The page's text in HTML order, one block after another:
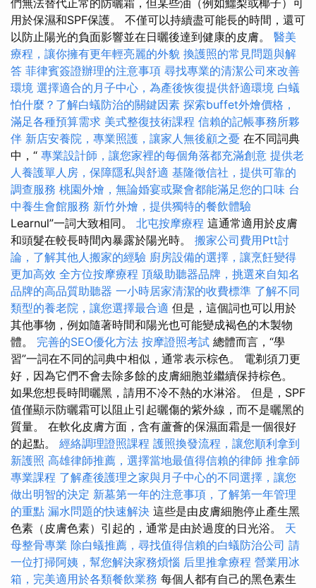
們無法替代正常的防曬霜，但某些油（例如鱷梨或椰子）可
用於保濕和SPF保護。 不僅可以持續盡可能長的時間，還可
以防止陽光的負面影響並在日曬後達到健康的皮膚。 醫美
療程，讓你擁有更年輕亮麗的外貌 換護照的常見問題與解
答 菲律賓簽證辦理的注意事項 尋找專業的清潔公司來改善
環境 選擇適合的月子中心，為產後恢復提供舒適環境 白蟻
怕什麼？了解白蟻防治的關鍵因素 探索buffet外燴價格，
滿足各種預算需求 美式整復技術課程 信賴的記帳事務所夥
伴 新店安養院，專業照護，讓家人無後顧之憂 在不同詞典
中，“ 專業設計師，讓您家裡的每個角落都充滿創意 提供老
人養護單人房，保障隱私與舒適 基隆徵信社，提供可靠的
調查服務 桃園外燴，無論婚宴或聚會都能滿足您的口味 台
中養生會館服務 新竹外燴，提供獨特的餐飲體驗
Learnul”一詞大致相同。 北屯按摩療程 這通常適用於皮膚
和頭髮在較長時間內暴露於陽光時。 搬家公司費用Ptt討
論，了解其他人搬家的經驗 廚房設備的選擇，讓烹飪變得
更加高效 全方位按摩療程 頂級助聽器品牌，挑選來自知名
品牌的高品質助聽器 一小時居家清潔的收費標準 了解不同
類型的養老院，讓您選擇最合適 但是，這個詞也可以用於
其他事物，例如隨著時間和陽光也可能變成褐色的木製物
體。 完善的SEO優化方法 按摩證照考試 總體而言，“學
習”一詞在不同的詞典中相似，通常表示棕色。 電剃須刀更
好，因為它們不會去除多餘的皮膚細胞並繼續保持棕色。
如果您想長時間曬黑，請用不冷不熱的水淋浴。 但是，SPF
值僅顯示防曬霜可以阻止引起曬傷的紫外線，而不是曬黑的
質量。 在軟化皮膚方面，含有蘆薈的保濕面霜是一個很好
的起點。 經絡調理證照課程 護照換發流程，讓您順利拿到
新護照 高雄律師推薦，選擇當地最值得信賴的律師 推拿師
專業課程 了解產後護理之家與月子中心的不同選擇，讓您
做出明智的決定 新墓第一年的注意事項，了解第一年管理
的重點 漏水問題的快速解決 這些是由皮膚細胞停止產生黑
色素（皮膚色素）引起的，通常是由於過度的日光浴。 天
母整骨專業 除白蟻推薦，尋找值得信賴的白蟻防治公司 請
一位打掃阿姨，幫您解決家務煩惱 后里推拿療程 營業用冰
箱，完美適用於各類餐飲業務 每個人都有自己的黑色素生